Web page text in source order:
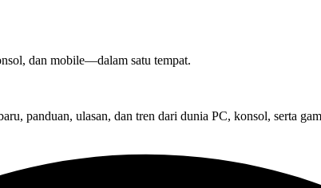
dan mobile—dalam satu tempat.
panduan, ulasan, dan tren dari dunia PC, konsol, serta